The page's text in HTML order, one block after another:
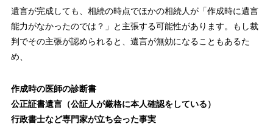
遺言が完成しても、相続の時点でほかの相続人が「作成時に遺言
能力がなかったのでは？」と主張する可能性があります。もし裁
判でその主張が認められると、遺言が無効になることもあるた
め、
作成時の医師の診断書
公正証書遺言（公証人が厳格に本人確認をしている）
行政書士など専門家が立ち会った事実